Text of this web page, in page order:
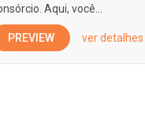
Aqui, você...
PREVIEW ver detalhes